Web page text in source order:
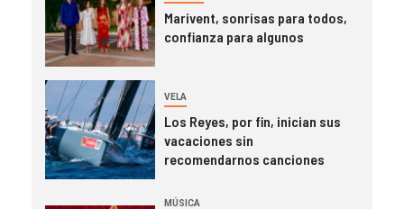
Marivent, sonrisas para todos,
confianza para algunos
VELA
Los Reyes, por fin, inician sus
vacaciones sin
recomendarnos canciones
MÚSICA